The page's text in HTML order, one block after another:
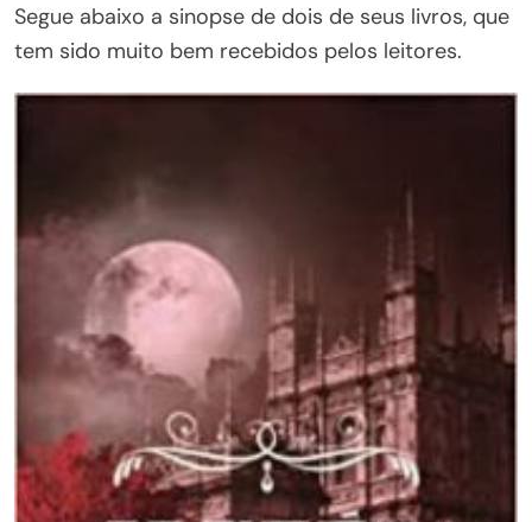
Segue abaixo a sinopse de dois de seus livros, que
tem sido muito bem recebidos pelos leitores.